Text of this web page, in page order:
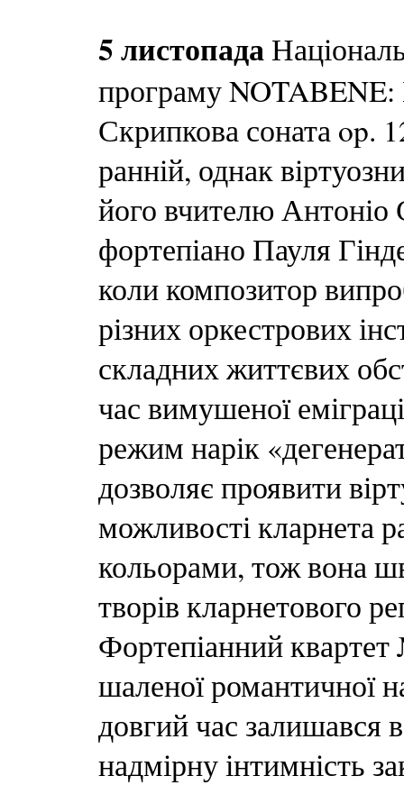
5 листопада
програму
Скрипкова соната op.
ранній, однак
його вчителю Антоніо
фортепіано Пауля
коли композитор
різних оркестрових
складних життєвих
час вимушеної
режим нарік
дозволяє проявити
можливості кларнета
кольорами, тож вона
творів кларнетового
Фортепіанний
шаленої романтичної
довгий час залишався
надмірну інтимність